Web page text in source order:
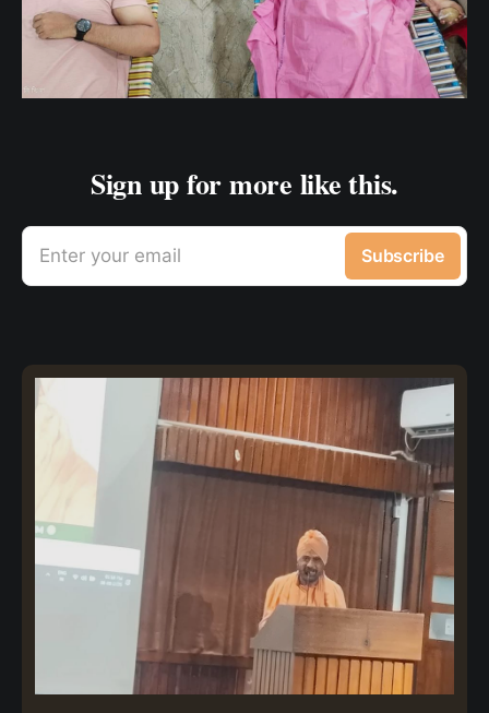
Sign up for more like this.
Enter your email Subscribe